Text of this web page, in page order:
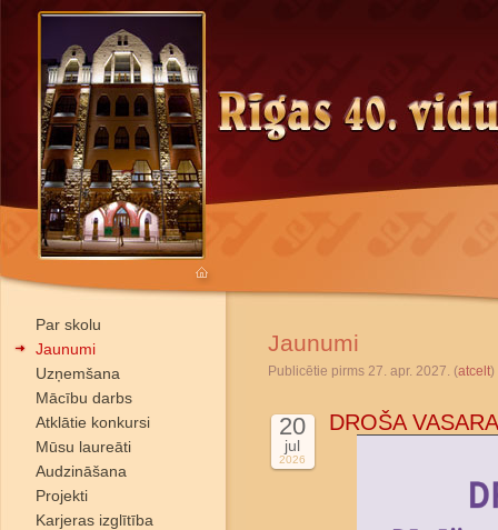
Par skolu
Jaunumi
Uzņemšana
Mācību darbs
Atklātie konkursi
Mūsu laureāti
Audzināšana
Projekti
Karjeras izglītība
Jaunumi
Publicētie pirms 27. apr. 2027. (atcelt)
20
jul
2026
DROŠA